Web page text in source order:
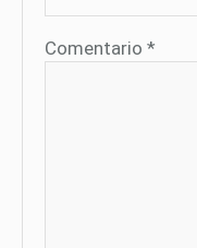
Comentario *